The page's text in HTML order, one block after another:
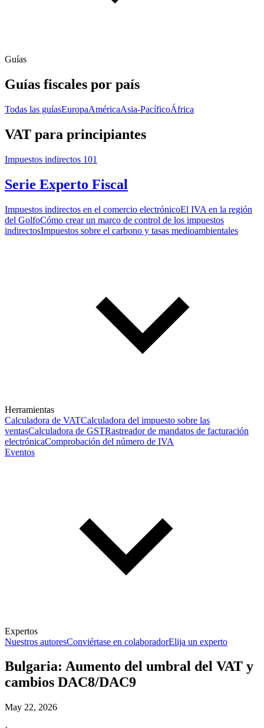
Guías
Guías fiscales por país
Todas las guíasEuropaAméricaAsia-PacíficoÁfrica
VAT para principiantes
Impuestos indirectos 101
Serie Experto Fiscal
Impuestos indirectos en el comercio electrónicoEl IVA en la región
del GolfoCómo crear un marco de control de los impuestos
indirectosImpuestos sobre el carbono y tasas medioambientales
Herramientas
Calculadora de VATCalculadora del impuesto sobre las
ventasCalculadora de GSTRastreador de mandatos de facturación
electrónicaComprobación del número de IVA
Eventos
Expertos
Nuestros autoresConviértase en colaboradorElija un experto
Bulgaria: Aumento del umbral del VAT y
cambios DAC8/DAC9
May 22, 2026